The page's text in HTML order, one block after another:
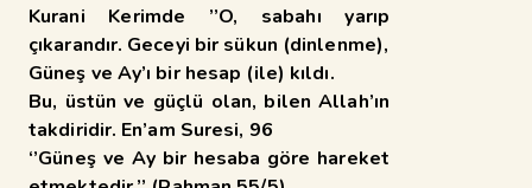
Kurani Kerimde ’’O, sabahı yarıp
çıkarandır. Geceyi bir sükun (dinlenme),
Güneş ve Ay’ı bir hesap (ile) kıldı.
Bu, üstün ve güçlü olan, bilen Allah’ın
takdiridir. En’am Suresi, 96
‘’Güneş ve Ay bir hesaba göre hareket